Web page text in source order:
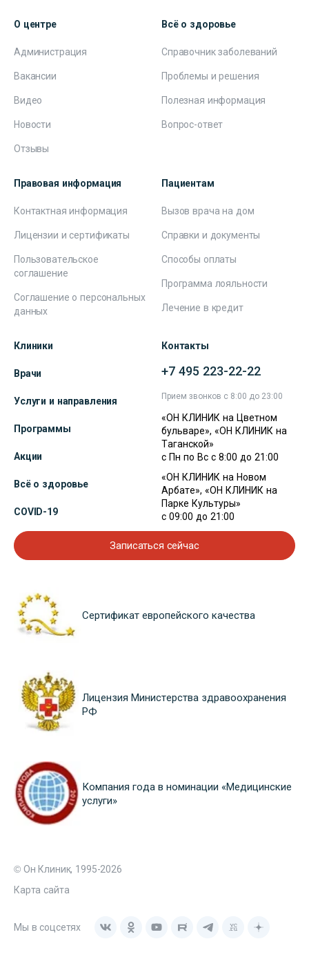
О центре
Администрация
Вакансии
Видео
Новости
Отзывы
Всё о здоровье
Справочник заболеваний
Проблемы и решения
Полезная информация
Вопрос-ответ
Правовая информация
Контактная информация
Лицензии и сертификаты
Пользовательское
соглашение
Соглашение о персональных
данных
Пациентам
Вызов врача на дом
Справки и документы
Способы оплаты
Программа лояльности
Лечение в кредит
Клиники
Врачи
Услуги и направления
Программы
Акции
Всё о здоровье
COVID-19
Контакты
+7 495 223-22-22
Прием звонков с 8:00 до 23:00
«ОН КЛИНИК на Цветном
бульваре», «ОН КЛИНИК на
Таганской»
с Пн по Вс с 8:00 до 21:00
«ОН КЛИНИК на Новом
Арбате», «ОН КЛИНИК на
Парке Культуры»
с 09:00 до 21:00
Записаться сейчас
Сертификат европейского качества
Лицензия Министерства здравоохранения
РФ
Компания года в номинации «Медицинские
услуги»
© Он Клиник, 1995-2026
Карта сайта
Мы в соцсетях